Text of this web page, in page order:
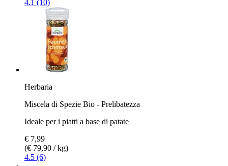
4.1 (10)
Herbaria
Miscela di Spezie Bio - Prelibatezza
Ideale per i piatti a base di patate
€ 7,99
(€ 79,90 / kg)
4.5 (6)